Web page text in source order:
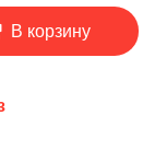
В корзину